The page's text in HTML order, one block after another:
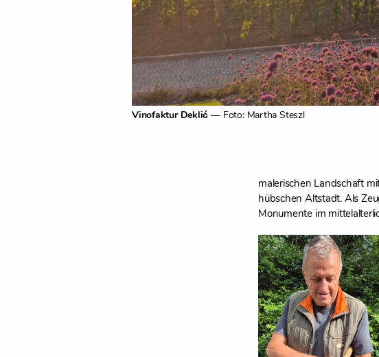
Vinofaktur Deklić — Foto: Martha Steszl
malerischen Landschaft
hübschen Altstadt. Als
Monumente im